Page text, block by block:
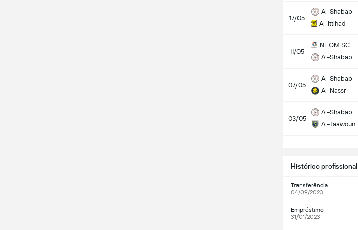
17/05
Al-Shabab
Al-Ittihad
11/05
NEOM SC
Al-Shabab
07/05
Al-Shabab
Al-Nassr
03/05
Al-Shabab
Al-Taawoun
Histórico profissional
Transferência
04/09/2023
Empréstimo
31/01/2023